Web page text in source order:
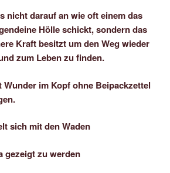
nicht darauf an wie oft einem das
Hölle schickt, sondern das
Kraft besitzt um den Weg wieder
zum Leben zu finden.
im Kopf ohne Beipackzettel
sich mit den Waden
gezeigt zu werden